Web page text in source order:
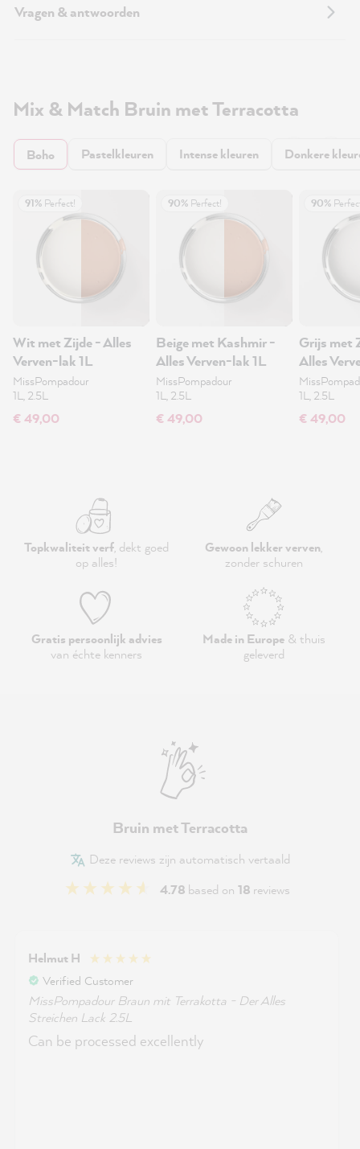
Vragen & antwoorden
Mix & Match Bruin met Terracotta
Boho Pastelkleuren Intense kleuren Donkere
91% Perfect!
Wit met Zijde - Alles
Verven-lak 1L
MissPompadour
1L, 2.5L
€ 49,00
90% Perfect!
Beige met Kashmir -
Alles Verven-lak 1L
MissPompadour
1L, 2.5L
€ 49,00
90%
Grijs met
Alles
1L, 2.5L
€ 49,00
Topkwaliteit verf, dekt goed
op alles!
Gewoon lekker verven,
zonder schuren
Gratis persoonlijk advies
van échte kenners
Made in Europe& thuis
geleverd
Bruin met Terracotta
Deze reviews zijn automatisch vertaald
4.78 based on 18 reviews
Helmut H
Verified Customer
MissPompadour Braun mit Terrakotta - Der Alles
Streichen Lack 2.5L
Can be processed excellently